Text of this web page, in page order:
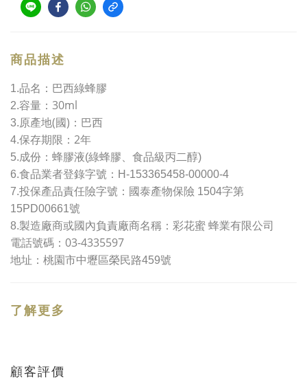
商品描述
1.品名：巴西綠蜂膠
2.容量： 30ml
3.原產地(國) ：巴西
4.保存期限： 2年
5.成份：蜂膠液(綠蜂膠、食品級丙二醇)
6.食品業者登錄字號： H-153365458-00000-4
7.投保產品責任險字號： 國泰產物保險 1504字第
15PD00661號
8.製造廠商或國內負責廠商名稱：彩花蜜 蜂業有限公司
電話號碼： 03-4335597
地址： 桃園市中壢區榮民路459號
了解更多
顧客評價